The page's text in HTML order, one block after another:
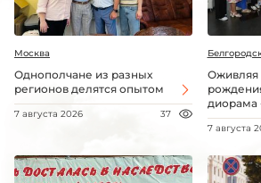
Москва
Однополчане из разных
регионов делятся опытом
7 августа 2026 37
Оживляя
диорама
7 августа